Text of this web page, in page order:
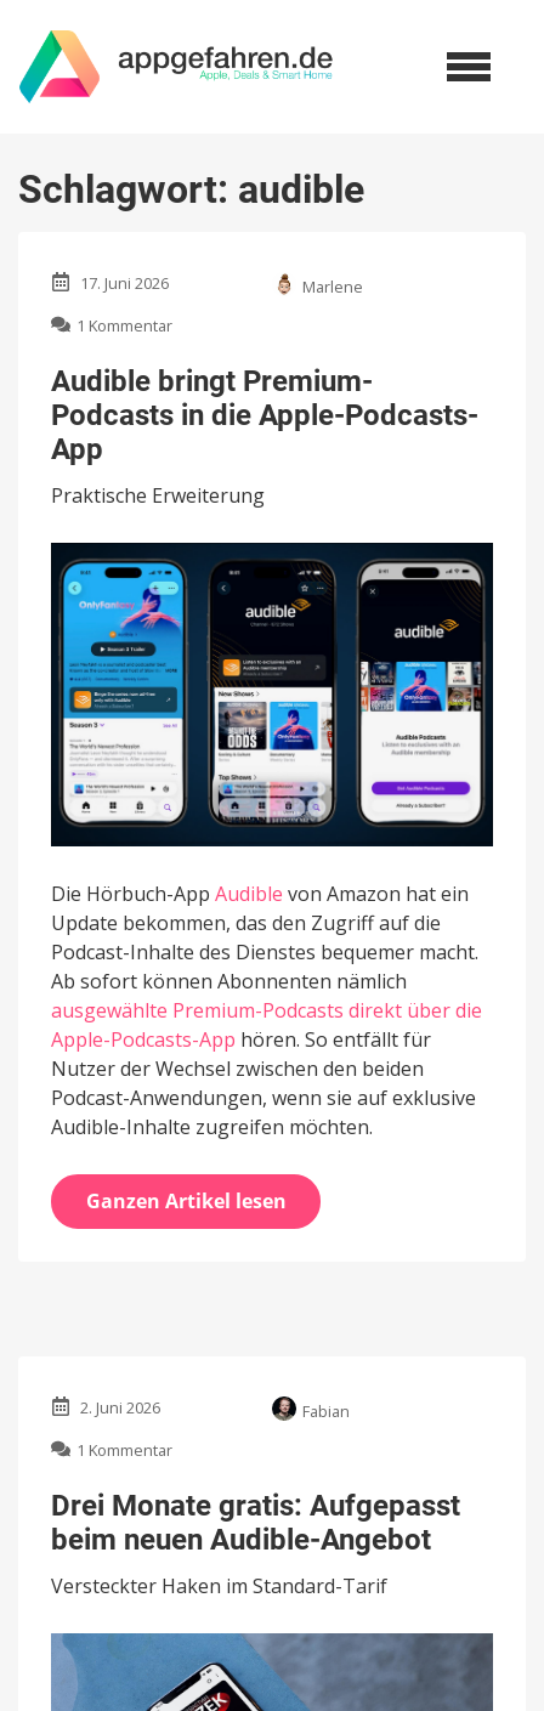
Schlagwort: audible
17. Juni 2026
Marlene
1 Kommentar
bringt
Premium-
Podcasts
Apple-
Podcasts-
Audible bringt Premium-
Podcasts in die Apple-Podcasts-
App
Praktische Erweiterung
Die Hörbuch-App Audible von Amazon hat ein
Update bekommen, das den Zugriff auf die
Podcast-Inhalte des Dienstes bequemer macht.
Ab sofort können Abonnenten nämlich
ausgewählte Premium-Podcasts direkt über die
Apple-Podcasts-App hören. So entfällt für
Nutzer der Wechsel zwischen den beiden
Podcast-Anwendungen, wenn sie auf exklusive
Audible-Inhalte zugreifen möchten.
Ganzen Artikel lesen
2. Juni 2026
Fabian
1 Kommentar
Monate
gratis:
Aufgepasst
neuen
Angebot
Drei Monate gratis: Aufgepasst
beim neuen Audible-Angebot
Versteckter Haken im Standard-Tarif